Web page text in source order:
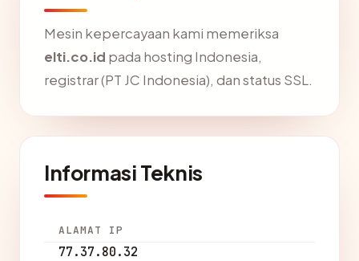
Mesin kepercayaan kami memeriksa
elti.co.id pada hosting Indonesia,
registrar (PT JC Indonesia), dan status SSL.
Informasi Teknis
ALAMAT IP
77.37.80.32